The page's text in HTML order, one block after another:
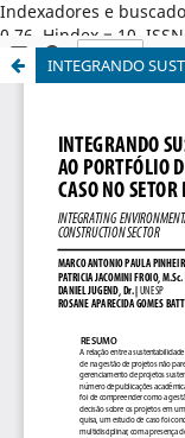
Indexadores e
0,76. Hindex = 10.